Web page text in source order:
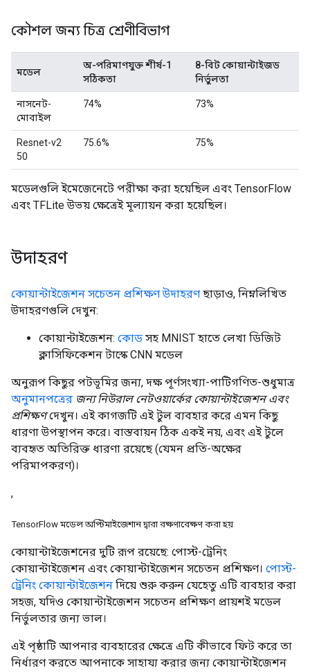
কৌশল জন্য চিত্র শ্রেণীবিভাগ
মডেল
অ-পরিমাণযুক্ত শীর্ষ-1
সঠিকতা
8-বিট কোয়ান্টাইজড
নির্ভুলতা
নাসনেট-
মোবাইল
74% 73%
Resnet-v2
50
75.6% 75%
মডেলগুলি ইমেজেনেটে পরীক্ষা করা হয়েছিল এবং TensorFlow
এবং TFLite উভয় ক্ষেত্রেই মূল্যায়ন করা হয়েছিল।
উদাহরণ
কোয়ান্টাইজেশন সচেতন প্রশিক্ষণ উদাহরণছাড়াও, নিম্নলিখিত
উদাহরণগুলি দেখুন:
কোয়ান্টাইজেশন: কোড সহ MNIST হাতে লেখা ডিজিট
ক্লাসিফিকেশন টাস্কে CNN মডেল
অনুরূপ কিছুর পটভূমির জন্য, দক্ষ পূর্ণসংখ্যা-পাটিগণিত-শুধুমাত্র
অনুমানপত্রের জন্য নিউরাল নেটওয়ার্কের কোয়ান্টাইজেশন এবং
প্রশিক্ষণদেখুন। এই কাগজটি এই টুল ব্যবহার করে এমন কিছু
ধারণা উপস্থাপন করে। বাস্তবায়ন ঠিক একই নয়, এবং এই টুলে
ব্যবহৃত অতিরিক্ত ধারণা রয়েছে (যেমন প্রতি-অক্ষের
পরিমাপকরণ)।
,
TensorFlow মডেল অপ্টিমাইজেশান দ্বারা রক্ষণাবেক্ষণ করা হয়
কোয়ান্টাইজেশনের দুটি রূপ রয়েছে: পোস্ট-ট্রেনিং
কোয়ান্টাইজেশন এবং কোয়ান্টাইজেশন সচেতন প্রশিক্ষণ। পোস্ট-
ট্রেনিং কোয়ান্টাইজেশন দিয়ে শুরু করুন যেহেতু এটি ব্যবহার করা
সহজ, যদিও কোয়ান্টাইজেশন সচেতন প্রশিক্ষণ প্রায়শই মডেল
নির্ভুলতার জন্য ভাল।
এই পৃষ্ঠাটি আপনার ব্যবহারের ক্ষেত্রে এটি কীভাবে ফিট করে তা
নির্ধারণ করতে আপনাকে সাহায্য করার জন্য কোয়ান্টাইজেশন